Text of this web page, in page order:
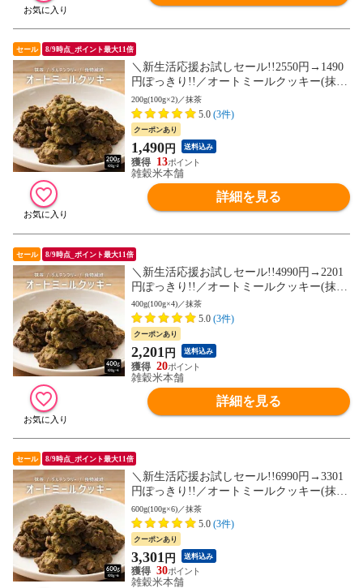
セール 8/9時点_ポイント最大11倍
＼新生活応援お試しセール!!2550円→1490
円ぽっきり!!／オートミールクッキー(抹
茶) 200g(100g×2袋)※割れ欠けあり ヘルシ
ー ダイエット スイーツ 訳アリ 食物繊維豊
富 (個包装) お試し【送料無料】
200g(100g×2)／抹茶
5.0 (3件)
クーポンあり
1,490円 送料込み
13
雑穀米本舗
詳細を見る
セール 8/9時点_ポイント最大11倍
＼新生活応援お試しセール!!4990円→2201
円ぽっきり!!／オートミールクッキー(抹
茶) 400g(100g×4袋)※割れ欠けあり ヘルシ
ー ダイエット スイーツ 訳アリ 食物繊維豊
富 (個包装) お試し【送料無料】
400g(100g×4)／抹茶
5.0 (3件)
クーポンあり
2,201 円 送料込み
20
雑穀米本舗
詳細を見る
セール 8/9時点_ポイント最大11倍
＼新生活応援お試しセール!!6990円→3301
円ぽっきり!!／オートミールクッキー(抹
茶) 600g(100g×6袋)※割れ欠けあり ヘルシ
ー ダイエット スイーツ 訳アリ 食物繊維豊
富 (個包装) お試し【送料無料】
600g(100g×6)／抹茶
5.0 (3件)
クーポンあり
3,301 円 送料込み
30
雑穀米本舗